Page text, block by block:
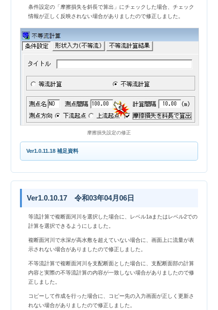
条件設定の「摩擦損失を斜長で算出」にチェックした場合、チェック
情報が正しく反映されない場合がありましたので修正しました。
摩擦損失設定の修正
Ver1.0.11.18 補足資料
Ver1.0.10.17 令和03年04月06日
等流計算で複断面河川を選択した場合に、レベル1aまたはレベル2での
計算を選択できるようにしました。
複断面河川で水深が高水敷を超えていない場合に、画面上に流量が表
示されない場合がありましたので修正しました。
不等流計算で複断面河川を支配断面とした場合に、支配断面部の計算
内容と実際の不等流計算の内容が一致しない場合がありましたので修
正しました。
コピーして作成を行った場合に、コピー先の入力画面が正しく更新さ
れない場合がありましたので修正しました。